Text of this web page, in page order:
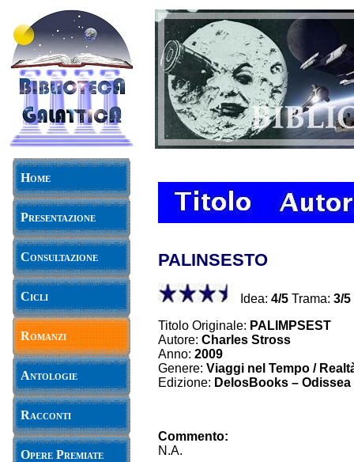
Home
Presentazione
Consultazione
Cicli
Romanzi
Antologie
Racconti
Opere Premiate
PALINSESTO
Idea: 4/5 Trama: 3/5
Titolo Originale: PALIMPSEST
Autore: Charles Stross
Anno: 2009
Genere: Viaggi nel Tempo /
Edizione: DelosBooks – Odissea
Commento:
N.A.